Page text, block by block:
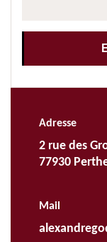
Adresse
2 rue des
77930
Mail